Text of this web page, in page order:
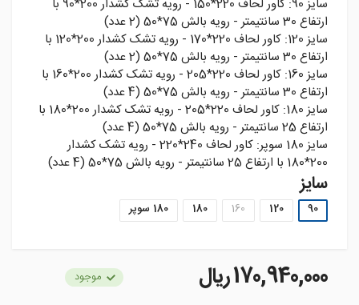
سايز 90: کاور لحاف 220*150 - رويه تشک کشدار 200*90 با
ارتفاع 30 سانتيمتر - رويه بالش 75*50 (2 عدد)
سايز 120: کاور لحاف 220*170 - رويه تشک کشدار 200*120 با
ارتفاع 30 سانتيمتر - رويه بالش 75*50 (2 عدد)
سايز 160: کاور لحاف 220*205 - رويه تشک کشدار 200*160 با
ارتفاع 30 سانتيمتر - رويه بالش 75*50 (4 عدد)
سايز 180: کاور لحاف 220*205 - رويه تشک کشدار 200*180 با
ارتفاع 25 سانتيمتر - رويه بالش 75*50 (4 عدد)
سايز 180 سوپر: کاور لحاف 240*220 - رويه تشک کشدار
200*180 با ارتفاع 25 سانتيمتر - رويه بالش 75*50 (4 عدد)
سایز
90
120
160
180 180 سوپر
170,940,000 ريال موجود